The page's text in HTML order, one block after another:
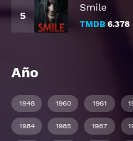
Smile
TMDB 6.378
Año
1948 1960 1961
1984 1985 1987